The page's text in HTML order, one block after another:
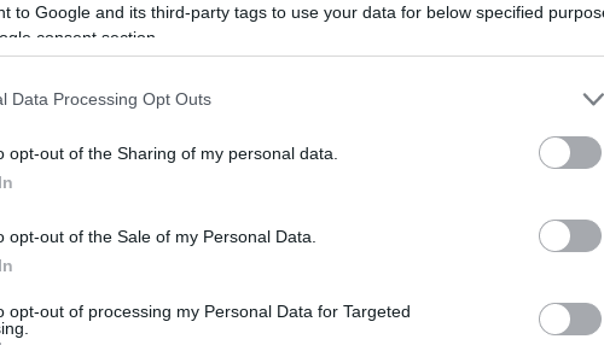
to Google and its third-party tags to use your data for below specified
consent section.
Data Processing Opt Outs
opt-out of the Sharing of my personal data.
opt-out of the Sale of my Personal Data.
opt-out of processing my Personal Data for Targeted
lenne vezetője, talán befutó lehetne
Hódmezővásárhely most
Azt mondja, nem ideális jelölt,
azért megjelent egy tüntetésen és van